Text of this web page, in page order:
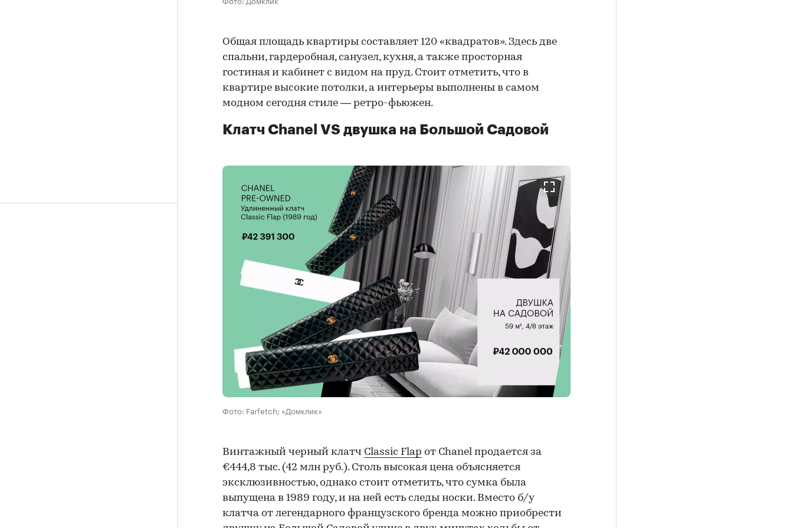
Общая площадь квартиры составляет 120 «квадратов». Здесь две
спальни, гардеробная, санузел, кухня, а также просторная
гостиная и кабинет с видом на пруд. Стоит отметить, что в
квартире высокие потолки, а интерьеры выполнены в самом
модном сегодня стиле — ретро-фьюжен.
Клатч Chanel VS двушка на Большой Садовой
Фото: Farfetch; «Домклик»
Винтажный черный клатч Classic Flap от Chanel продается за
€444,8 тыс. (42 млн руб.). Столь высокая цена объясняется
эксклюзивностью, однако стоит отметить, что сумка была
выпущена в 1989 году, и на ней есть следы носки. Вместо б/у
клатча от легендарного французского бренда можно приобрести